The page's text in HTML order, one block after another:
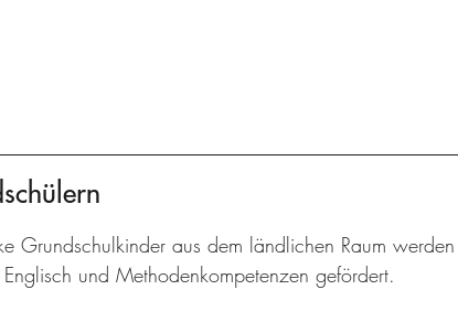
Grundschulkinder aus dem ländlichen Raum
und Methodenkompetenzen gefördert.